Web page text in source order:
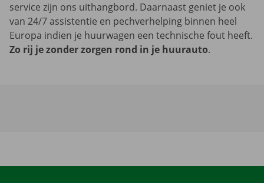
service zijn ons uithangbord. Daarnaast geniet je ook
van 24/7 assistentie en pechverhelping binnen heel
Europa indien je huurwagen een technische fout heeft.
Zo rij je zonder zorgen rond in je huurauto.